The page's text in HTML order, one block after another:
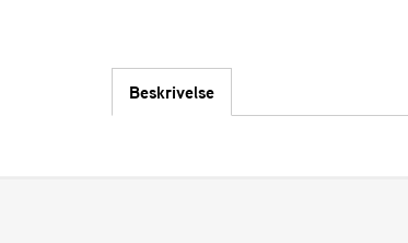
Beskrivelse